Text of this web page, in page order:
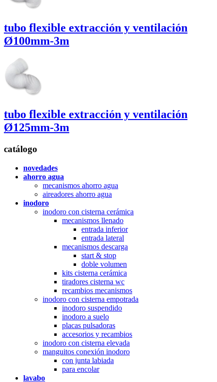
tubo flexible extracción y ventilación
Ø100mm-3m
tubo flexible extracción y ventilación
Ø125mm-3m
catálogo
novedades
ahorro agua
mecanismos ahorro agua
aireadores ahorro agua
inodoro
inodoro con cisterna cerámica
mecanismos llenado
entrada inferior
entrada lateral
mecanismos descarga
start & stop
doble volumen
kits cisterna cerámica
tiradores cisterna wc
recambios mecanismos
inodoro con cisterna empotrada
inodoro suspendido
inodoro a suelo
placas pulsadoras
accesorios y recambios
inodoro con cisterna elevada
manguitos conexión inodoro
con junta labiada
para encolar
lavabo